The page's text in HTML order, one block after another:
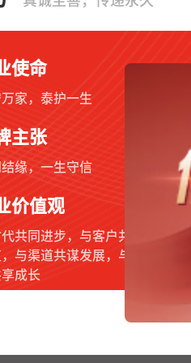
使命
家，泰护一生
主张
缘，一生守信
价值观
共同进步，与客户共创
与渠道共谋发展，与员
成长